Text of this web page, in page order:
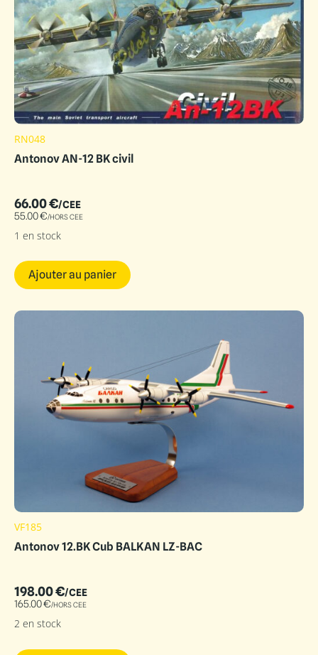
RN048
Antonov AN-12 BK civil
66.00€/CEE
55.00€/HORS CEE
1 en stock
Ajouter au panier
VF185
Antonov 12.BK Cub BALKAN LZ-BAC
198.00€/CEE
165.00€/HORS CEE
2 en stock